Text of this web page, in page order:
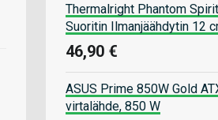
Thermalright Phantom
Suoritin Ilmanjäähdytin 12
46,90 €
ASUS Prime 850W Gold
virtalähde, 850 W